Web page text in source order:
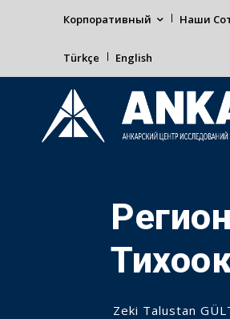
Корпоративный Наши
Türkçe English
Zeki Talustan